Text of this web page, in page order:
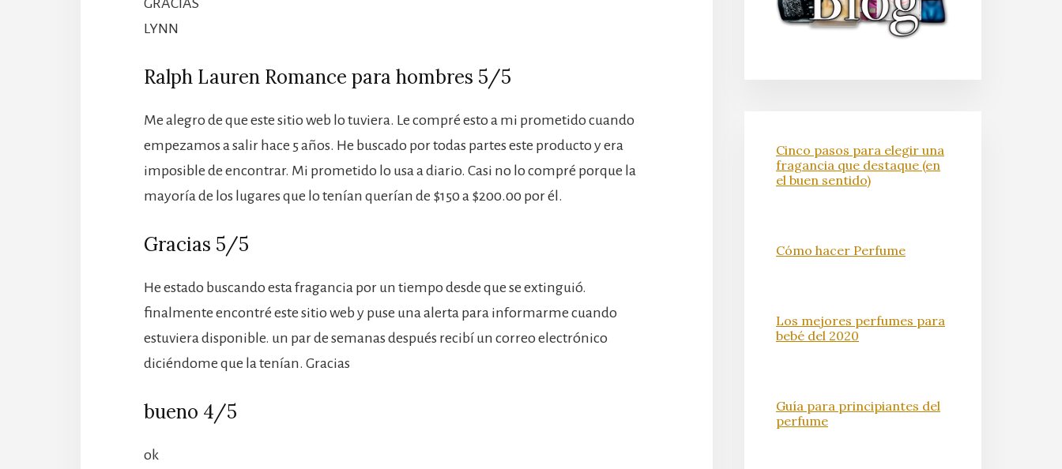
GRACIAS
LYNN
Ralph Lauren Romance para hombres 5/5
Me alegro de que este sitio web lo tuviera. Le compré esto a mi prometido cuando
empezamos a salir hace 5 años. He buscado por todas partes este producto y era
imposible de encontrar. Mi prometido lo usa a diario. Casi no lo compré porque la
mayoría de los lugares que lo tenían querían de $150 a $200.00 por él.
Gracias 5/5
He estado buscando esta fragancia por un tiempo desde que se extinguió.
finalmente encontré este sitio web y puse una alerta para informarme cuando
estuviera disponible. un par de semanas después recibí un correo electrónico
diciéndome que la tenían. Gracias
bueno 4/5
ok
Cinco pasos para elegir una
fragancia que destaque (en
el buen sentido)
Cómo hacer Perfume
Los mejores perfumes para
bebé del 2020
Guía para principiantes del
perfume